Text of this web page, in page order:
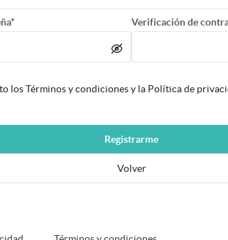
Verificación de
los Términos y condiciones y la Política de
Registrarme
Volver